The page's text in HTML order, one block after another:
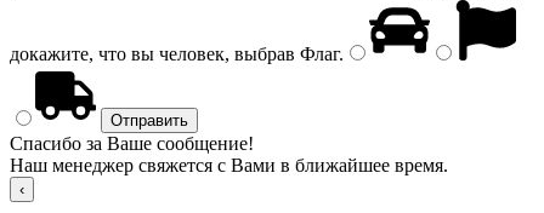
докажите, что вы человек, выбрав Флаг.
Спасибо за Ваше сообщение!
Наш менеджер свяжется с Вами в ближайшее время.